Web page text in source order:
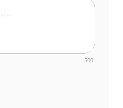
500